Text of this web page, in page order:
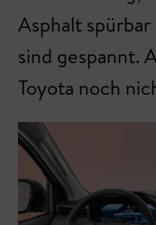
Asphalt
sind gespannt.
Toyota noch